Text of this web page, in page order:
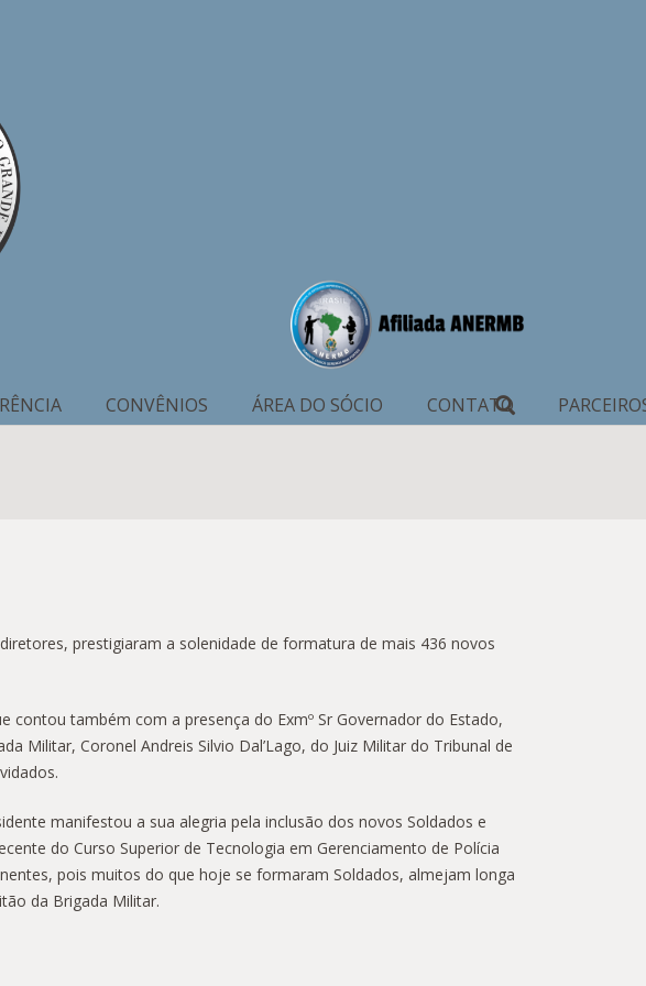
CONVÊNIOS ÁREA DO SÓCIO CONTATO
prestigiaram a solenidade de formatura de mais 436 novos
também com a presença do Exmº Sr Governador do Estado,
Militar, Coronel Andreis Silvio Dal’Lago, do Juiz Militar do Tribunal de
manifestou a sua alegria pela inclusão dos novos Soldados e
do Curso Superior de Tecnologia em Gerenciamento de Polícia
pois muitos do que hoje se formaram Soldados, almejam longa
da Brigada Militar.